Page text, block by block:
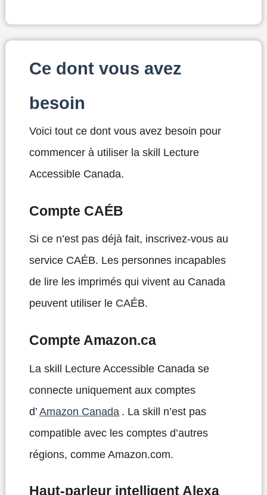
Ce dont vous avez
besoin
Voici tout ce dont vous avez besoin pour
commencer à utiliser la skill Lecture
Accessible Canada.
Compte CAÉB
Si ce n’est pas déjà fait, inscrivez-vous au
service CAÉB. Les personnes incapables
de lire les imprimés qui vivent au Canada
peuvent utiliser le CAÉB.
Compte Amazon.ca
La skill Lecture Accessible Canada se
connecte uniquement aux comptes
d’ Amazon Canada . La skill n’est pas
compatible avec les comptes d’autres
régions, comme Amazon.com.
Haut-parleur intelligent Alexa